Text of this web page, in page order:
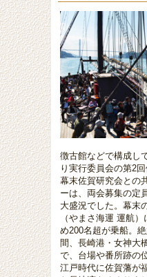
徴古館などで構成し
り実行委員会の第2
幕末佐賀研究会との
ーは、両会募集の定
大盛況でした。幕末
（やまさ海運 運航 ）
め200名超が乗船。
間、 長崎港・女神大
で、台場や番所跡の
江戸時代に佐賀藩が